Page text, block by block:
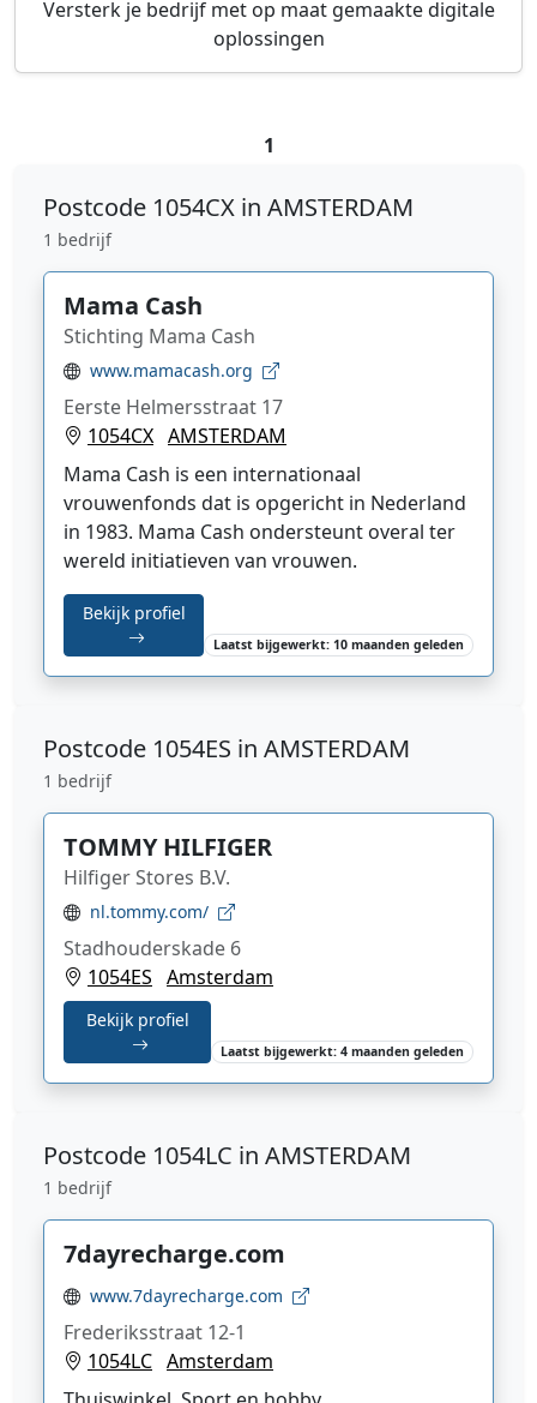
Versterk je bedrijf met op maat gemaakte digitale
oplossingen
1
Postcode 1054CX in AMSTERDAM
1 bedrijf
Mama Cash
Stichting Mama Cash
www.mamacash.org
Eerste Helmersstraat 17
1054CX AMSTERDAM
Mama Cash is een internationaal
vrouwenfonds dat is opgericht in Nederland
in 1983. Mama Cash ondersteunt overal ter
wereld initiatieven van vrouwen.
Bekijk profiel
Laatst bijgewerkt: 10 maanden geleden
Postcode 1054ES in AMSTERDAM
1 bedrijf
TOMMY HILFIGER
Hilfiger Stores B.V.
nl.tommy.com/
Stadhouderskade 6
1054ES Amsterdam
Bekijk profiel
Laatst bijgewerkt: 4 maanden geleden
Postcode 1054LC in AMSTERDAM
1 bedrijf
7dayrecharge.com
www.7dayrecharge.com
Frederiksstraat 12-1
1054LC Amsterdam